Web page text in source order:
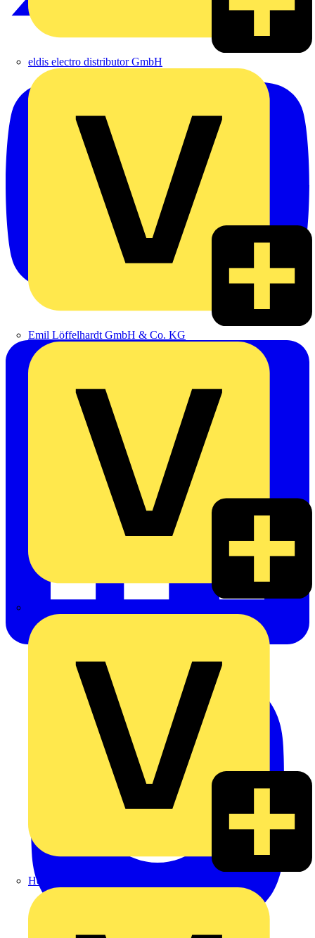
eldis electro distributor GmbH
Emil Löffelhardt GmbH & Co. KG
Heinrich Häusler GmbH